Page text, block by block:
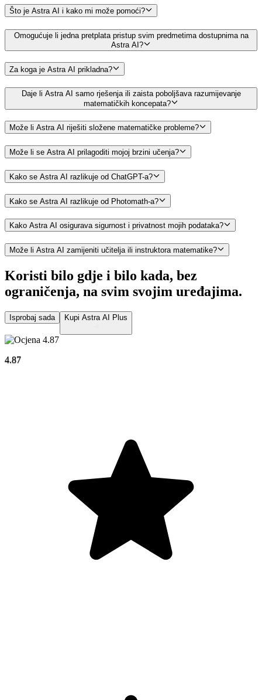
Što je Astra AI i kako mi može pomoći?
Omogućuje li jedna pretplata pristup svim predmetima dostupnima na
Astra AI?
Za koga je Astra AI prikladna?
Daje li Astra AI samo rješenja ili zaista poboljšava razumijevanje
matematičkih koncepata?
Može li Astra AI riješiti složene matematičke probleme?
Može li se Astra AI prilagoditi mojoj brzini učenja?
Kako se Astra AI razlikuje od ChatGPT-a?
Kako se Astra AI razlikuje od Photomath-a?
Kako Astra AI osigurava sigurnost i privatnost mojih podataka?
Može li Astra AI zamijeniti učitelja ili instruktora matematike?
Koristi bilo gdje i bilo kada, bez
ograničenja, na svim svojim uređajima.
Isprobaj sada Kupi Astra AI Plus
4.87